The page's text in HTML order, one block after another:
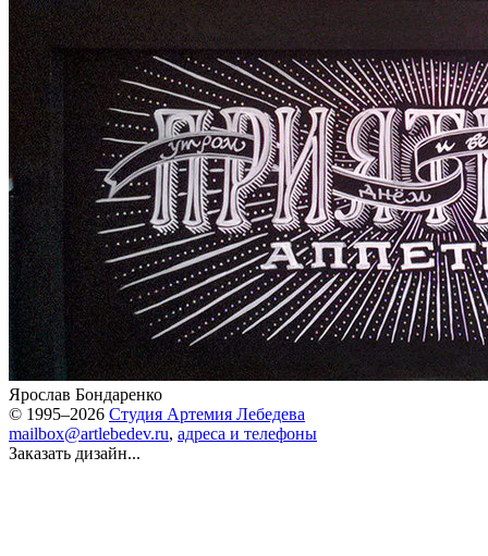
Ярослав Бондаренко
© 1995–2026 Студия Артемия Лебедева
mailbox@artlebedev.ru, адреса и телефоны
Заказать дизайн...